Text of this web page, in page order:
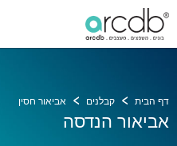
דף הבית קבלנים אביאור חסין
אביאור הנדסה